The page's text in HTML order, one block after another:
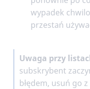
wypadek
przestań
Uwaga przy
subskrybent
błędem, usuń go